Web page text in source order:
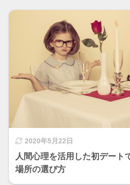
2020年5月22日
人間心理を活用した初デート
場所の選び方